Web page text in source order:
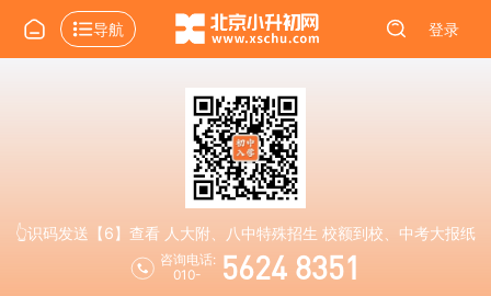
导航 登录
👆识码发送【6】查看 人大附、八中特殊招生 校额到校、中考大报纸
咨询电话:
010-
5624 8351